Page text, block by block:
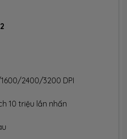
2400/3200 DPI
10 triệu lần nhấn